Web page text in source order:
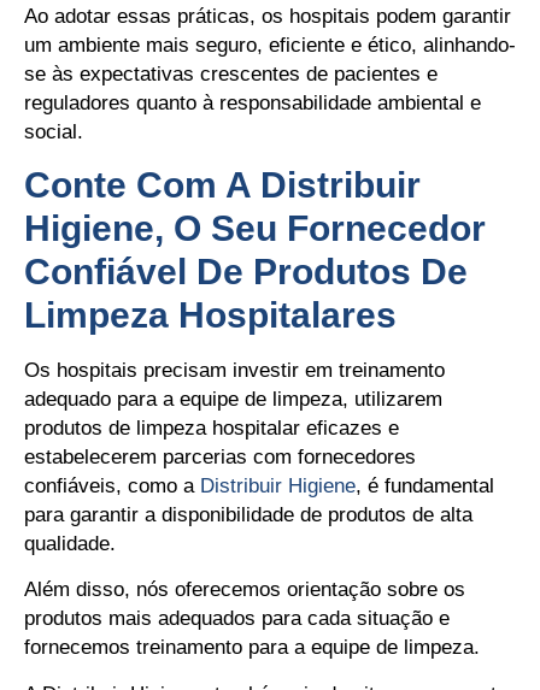
Ao adotar essas práticas, os hospitais podem garantir
um ambiente mais seguro, eficiente e ético, alinhando-
se às expectativas crescentes de pacientes e
reguladores quanto à responsabilidade ambiental e
social.
Conte Com A Distribuir
Higiene, O Seu Fornecedor
Confiável De Produtos De
Limpeza Hospitalares
Os hospitais precisam investir em treinamento
adequado para a equipe de limpeza, utilizarem
produtos de limpeza hospitalar eficazes e
estabelecerem parcerias com fornecedores
confiáveis, como a Distribuir Higiene, é fundamental
para garantir a disponibilidade de produtos de alta
qualidade.
Além disso, nós oferecemos orientação sobre os
produtos mais adequados para cada situação e
fornecemos treinamento para a equipe de limpeza.